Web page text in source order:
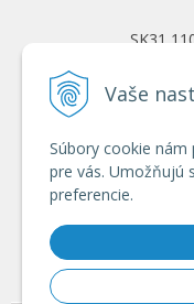
Vaše
Súbory cookie nám
pre vás. Umožňujú
preferencie.
SK31